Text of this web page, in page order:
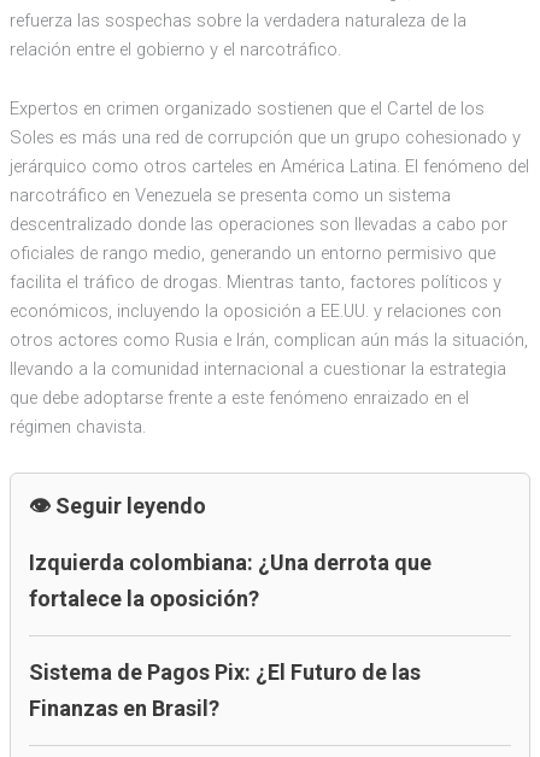
refuerza las sospechas sobre la verdadera naturaleza de la
relación entre el gobierno y el narcotráfico.
Expertos en crimen organizado sostienen que el Cartel de los
Soles es más una red de corrupción que un grupo cohesionado y
jerárquico como otros carteles en América Latina. El fenómeno del
narcotráfico en Venezuela se presenta como un sistema
descentralizado donde las operaciones son llevadas a cabo por
oficiales de rango medio, generando un entorno permisivo que
facilita el tráfico de drogas. Mientras tanto, factores políticos y
económicos, incluyendo la oposición a EE.UU. y relaciones con
otros actores como Rusia e Irán, complican aún más la situación,
llevando a la comunidad internacional a cuestionar la estrategia
que debe adoptarse frente a este fenómeno enraizado en el
régimen chavista.
Seguir leyendo
Izquierda colombiana: ¿Una derrota que
fortalece la oposición?
Sistema de Pagos Pix: ¿El Futuro de las
Finanzas en Brasil?